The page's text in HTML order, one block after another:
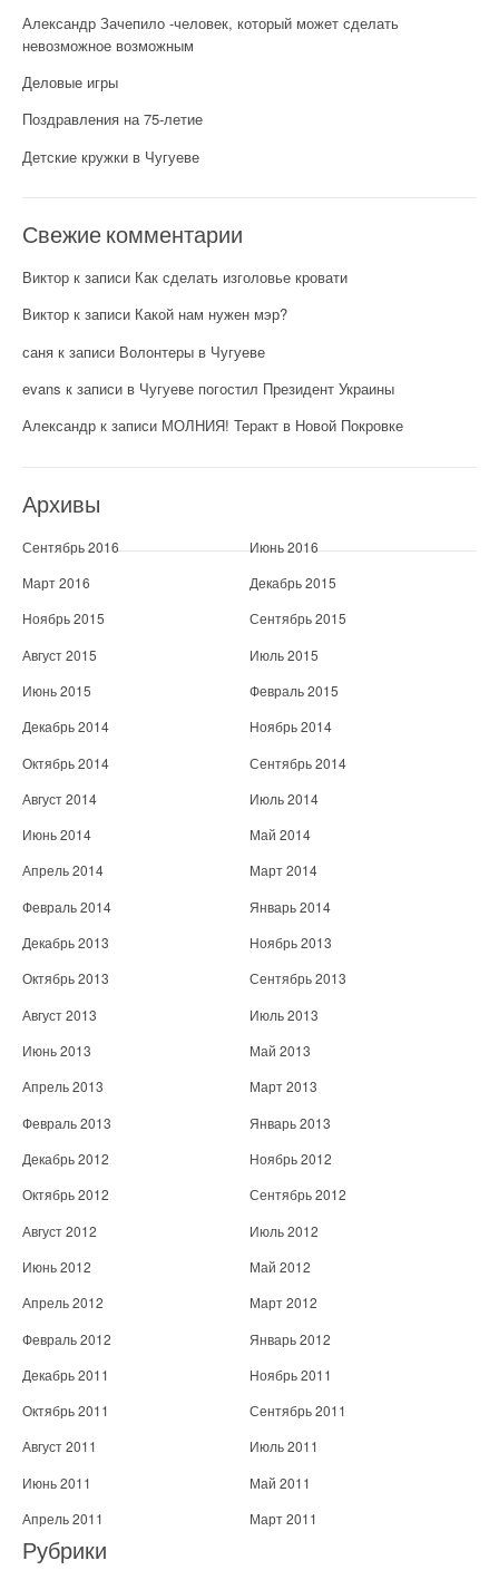
Александр Зачепило -человек, который может сделать
невозможное возможным
Деловые игры
Поздравления на 75-летие
Детские кружки в Чугуеве
Свежие комментарии
Виктор к записи Как сделать изголовье кровати
Виктор к записи Какой нам нужен мэр?
саня к записи Волонтеры в Чугуеве
evans к записи в Чугуеве погостил Президент Украины
Александр к записи МОЛНИЯ! Теракт в Новой Покровке
Архивы
Сентябрь 2016
Июнь 2016
Март 2016
Декабрь 2015
Ноябрь 2015
Сентябрь 2015
Август 2015
Июль 2015
Июнь 2015
Февраль 2015
Декабрь 2014
Ноябрь 2014
Октябрь 2014
Сентябрь 2014
Август 2014
Июль 2014
Июнь 2014
Май 2014
Апрель 2014
Март 2014
Февраль 2014
Январь 2014
Декабрь 2013
Ноябрь 2013
Октябрь 2013
Сентябрь 2013
Август 2013
Июль 2013
Июнь 2013
Май 2013
Апрель 2013
Март 2013
Февраль 2013
Январь 2013
Декабрь 2012
Ноябрь 2012
Октябрь 2012
Сентябрь 2012
Август 2012
Июль 2012
Июнь 2012
Май 2012
Апрель 2012
Март 2012
Февраль 2012
Январь 2012
Декабрь 2011
Ноябрь 2011
Октябрь 2011
Сентябрь 2011
Август 2011
Июль 2011
Июнь 2011
Май 2011
Апрель 2011
Март 2011
Рубрики